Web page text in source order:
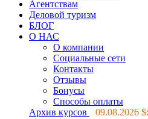
Агентствам
Деловой туризм
БЛОГ
О НАС
О компании
Социальные сети
Контакты
Отзывы
Бонусы
Способы оплаты
Архив курсов
09.08.2026 $: